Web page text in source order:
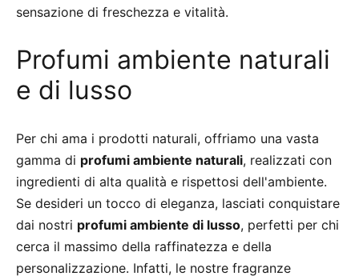
sensazione di freschezza e vitalità.
Profumi ambiente naturali
e di lusso
Per chi ama i prodotti naturali, offriamo una vasta
gamma di profumi ambiente naturali, realizzati con
ingredienti di alta qualità e rispettosi dell'ambiente.
Se desideri un tocco di eleganza, lasciati conquistare
dai nostri profumi ambiente di lusso, perfetti per chi
cerca il massimo della raffinatezza e della
personalizzazione. Infatti, le nostre fragranze